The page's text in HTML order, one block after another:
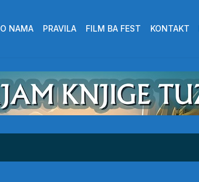
O NAMA PRAVILA FILM BA FEST KONTAKT